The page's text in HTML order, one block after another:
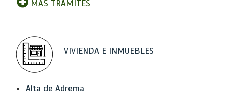
MÁS TRÁMITES
VIVIENDA E INMUEBLES
Alta de Adrema